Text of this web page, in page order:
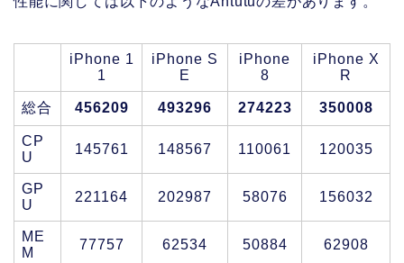
iPhone 1
1
iPhone S
E
iPhone
8
iPhone X
R
総合 456209 493296 274223 350008
CP
U
145761 148567 110061 120035
GP
U
221164 202987 58076 156032
ME
M
77757 62534 50884 62908